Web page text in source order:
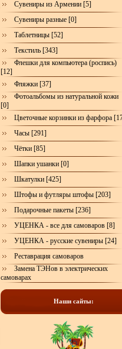
Сувениры из Армении [5]
Сувениры разные [0]
Таблетницы [52]
Текстиль [343]
Флешки для компьютера (роспись)
[12]
Фляжки [37]
Фотоальбомы из натуральной кожи
[0]
Цветочные корзинки из фарфора
Часы [291]
Чётки [85]
Шапки ушанки [0]
Шкатулки [425]
Штофы и футляры штофы [203]
Подарочные пакеты [236]
УЦЕНКА - все для самоваров [8]
УЦЕНКА - русские сувениры [24]
Реставрация самоваров
Замена ТЭНов в электрических
самоварах
Наши сайты: